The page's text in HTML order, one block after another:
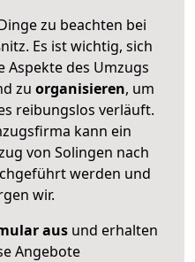
zu beachten bei
Es ist wichtig, sich
Aspekte des Umzugs
zu organisieren, um
reibungslos verläuft.
kann ein
von Solingen nach
werden und
wir.
ausund erhalten
Angebote